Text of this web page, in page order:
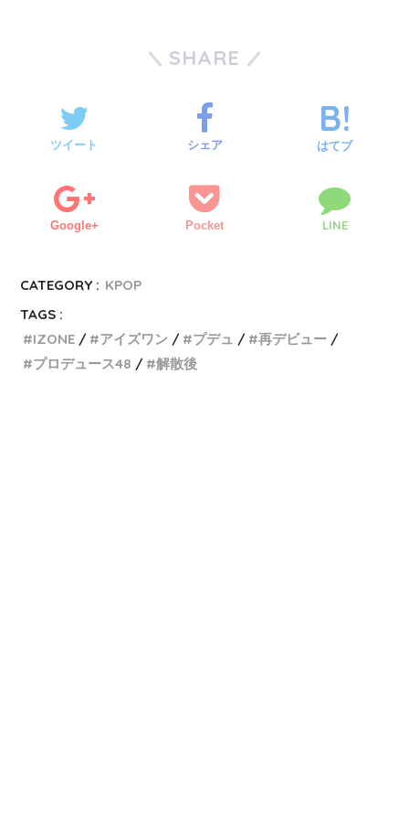
SHARE
ツイート シェア はてブ
Google+ Pocket LINE
CATEGORY : KPOP
TAGS :
IZONE
アイズワン プデュ
再デビュー
プロデュース48
解散後